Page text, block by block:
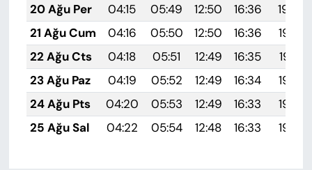
20 Ağu Per
04:15 05:49 12:50 16:36
19:40
21 Ağu Cum
04:16 05:50 12:50 16:36
19:39
22 Ağu Cts
04:18 05:51 12:49 16:35
19:37
23 Ağu Paz
04:19 05:52 12:49 16:34
19:36
24 Ağu Pts
04:20 05:53 12:49 16:33
19:34
25 Ağu Sal
04:22 05:54 12:48 16:33 19:33